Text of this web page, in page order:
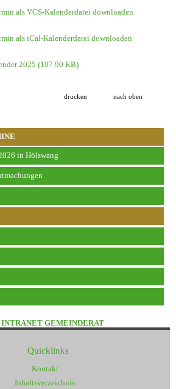
in Hölswang
als VCS-Kalenderdatei downloaden
als iCal-Kalenderdatei downloaden
2025 (107.90 KB)
drucken nach oben
GEMEINDERAT
Quicklinks
Kontakt
Inhaltsverzeichnis